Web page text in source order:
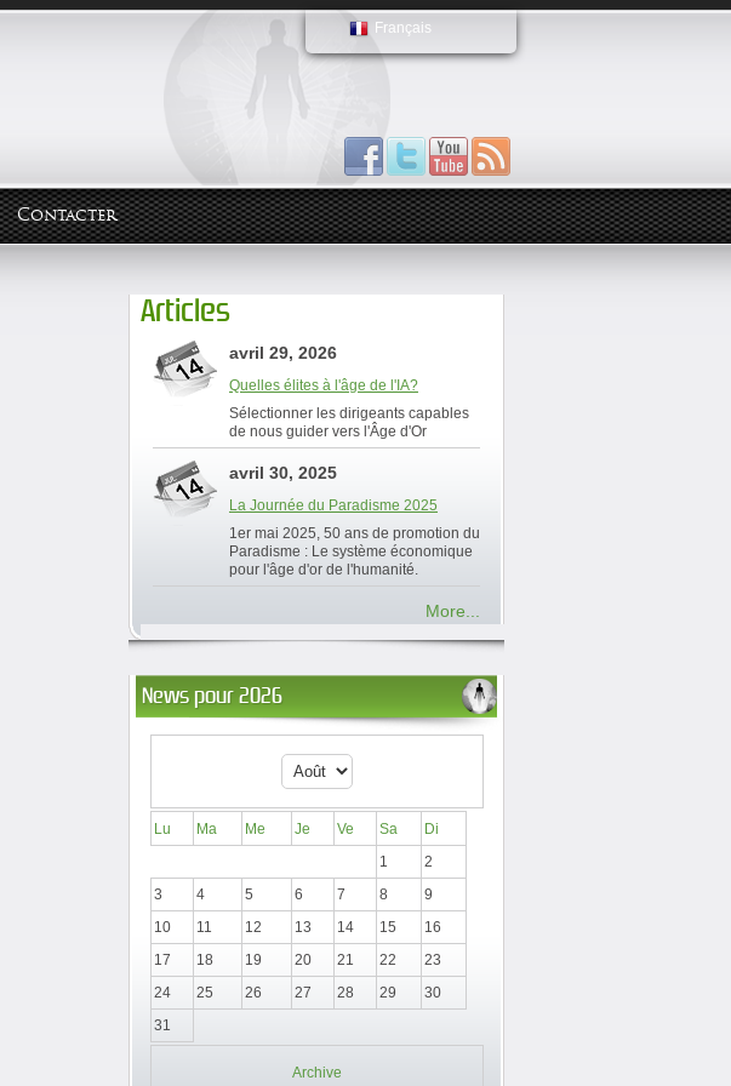
Français
Contacter
Articles
avril 29, 2026
Quelles élites à l'âge de l'IA?
Sélectionner les dirigeants capables
de nous guider vers l'Âge d'Or
avril 30, 2025
La Journée du Paradisme 2025
1er mai 2025, 50 ans de promotion du
Paradisme : Le système économique
pour l'âge d'or de l'humanité.
More...
News pour 2026
Lu Ma Me Je Ve Sa
Di
1
2
3
4 5 6 7 8
9
10
11 12 13 14 15
16
17
18 19 20 21 22
23
24
25 26 27 28 29
30
31
Archive